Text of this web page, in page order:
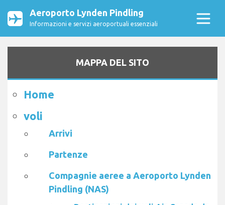
Aeroporto Lynden Pindling
Informazioni e servizi aeroportuali essenziali
MAPPA DEL SITO
Home
voli
Arrivi
Partenze
Compagnie aeree a Aeroporto Lynden
Pindling (NAS)